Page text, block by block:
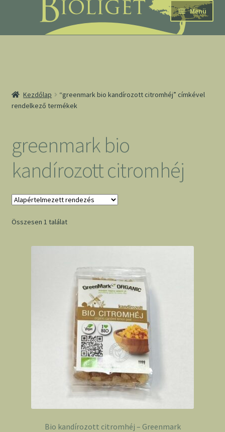
navigációhoz
tartalomba
Menü
Kezdőlap
“greenmark bio kandírozott citromhéj” címkével
rendelkező termékek
greenmark bio
kandírozott citromhéj
Összesen 1 találat
Bio kandírozott citromhéj – Greenmark